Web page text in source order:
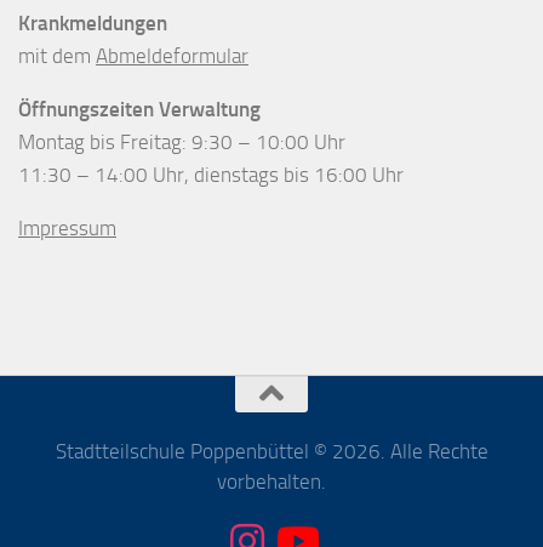
Krankmeldungen
mit dem Abmeldeformular
Öffnungszeiten Verwaltung
Montag bis Freitag: 9:30 – 10:00 Uhr
11:30 – 14:00 Uhr, dienstags bis 16:00 Uhr
Impressum
Stadtteilschule Poppenbüttel © 2026. Alle Rechte
vorbehalten.